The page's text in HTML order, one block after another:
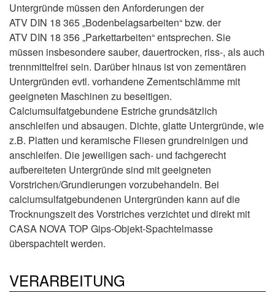
Untergründe müssen den Anforderungen der
ATV DIN 18 365 „Bodenbelagsarbeiten“ bzw. der
ATV DIN 18 356 „Parkettarbeiten“ entsprechen. Sie
müssen insbesondere sauber, dauertrocken, riss-, als auch
trennmittelfrei sein. Darüber hinaus ist von zementären
Untergründen evtl. vorhandene Zementschlämme mit
geeigneten Maschinen zu beseitigen.
Calciumsulfatgebundene Estriche grundsätzlich
anschleifen und absaugen. Dichte, glatte Untergründe, wie
z.B. Platten und keramische Fliesen grundreinigen und
anschleifen. Die jeweiligen sach- und fachgerecht
aufbereiteten Untergründe sind mit geeigneten
Vorstrichen/Grundierungen vorzubehandeln. Bei
calciumsulfatgebundenen Untergründen kann auf die
Trocknungszeit des Vorstriches verzichtet und direkt mit
CASA NOVA TOP Gips-Objekt-Spachtelmasse
überspachtelt werden.
VERARBEITUNG